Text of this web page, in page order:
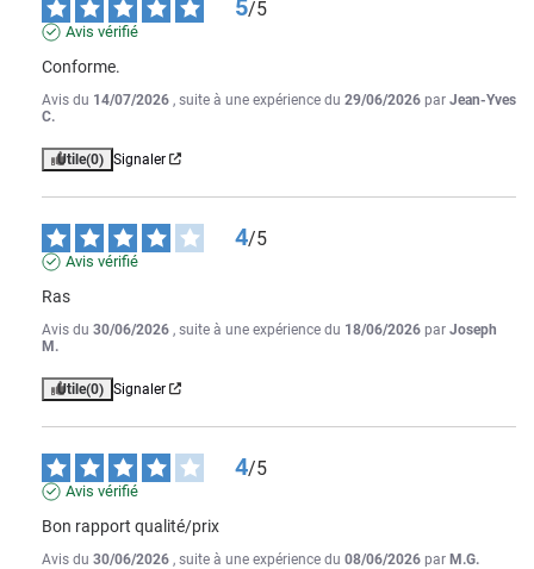
5/5
Avis vérifié
Conforme.
Avis du 14/07/2026 , suite à une expérience du 29/06/2026 par Jean-Yves
C.
Utile(0) Signaler
4/5
Avis vérifié
Ras
Avis du 30/06/2026 , suite à une expérience du 18/06/2026 par Joseph
M.
Utile(0) Signaler
4/5
Avis vérifié
Bon rapport qualité/prix
Avis du 30/06/2026 , suite à une expérience du 08/06/2026 par M.G.